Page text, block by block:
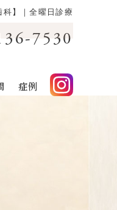
】｜全曜日診療
7530
症例